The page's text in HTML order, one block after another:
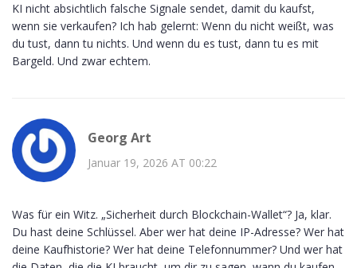
KI nicht absichtlich falsche Signale sendet, damit du kaufst,
wenn sie verkaufen? Ich hab gelernt: Wenn du nicht weißt, was
du tust, dann tu nichts. Und wenn du es tust, dann tu es mit
Bargeld. Und zwar echtem.
Georg Art
Januar 19, 2026 AT 00:22
Was für ein Witz. „Sicherheit durch Blockchain-Wallet“? Ja, klar.
Du hast deine Schlüssel. Aber wer hat deine IP-Adresse? Wer hat
deine Kaufhistorie? Wer hat deine Telefonnummer? Und wer hat